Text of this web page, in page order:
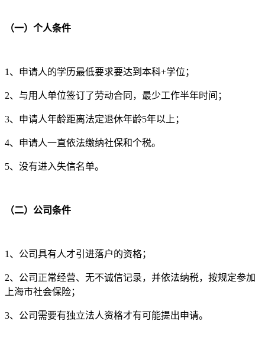
（一）个人条件
1、申请人的学历最低要求要达到本科+学位；
2、与用人单位签订了劳动合同，最少工作半年时间；
3、申请人年龄距离法定退休年龄5年以上；
4、申请人一直依法缴纳社保和个税。
5、没有进入失信名单。
（二）公司条件
1、公司具有人才引进落户的资格；
2、公司正常经营、无不诚信记录，并依法纳税，按规定参加
上海市社会保险；
3、公司需要有独立法人资格才有可能提出申请。